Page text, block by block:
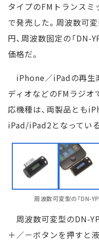
タイプのFMトランスミ
で発売した。周波数可
円、周波数固定の「DN-
価格だ。
iPhone／iPadの再生
ディオなどのFMラジオ
応機種は、両製品とも
iPad/iPad2となっている
周波数可変型の「DN-
周波数可変型のDN-
＋／－ボタンを押すと